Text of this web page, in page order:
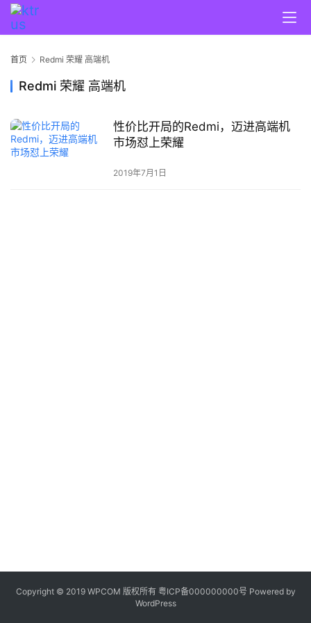
首页 Redmi 荣耀 高端机
Redmi 荣耀 高端机
性价比开局的Redmi，迈进高端机
市场怼上荣耀
2019年7月1日
Copyright © 2019 WPCOM 版权所有 粤ICP备000000000号 Powered by
WordPress